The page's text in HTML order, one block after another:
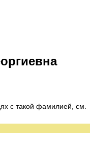
с такой фамилией, см.